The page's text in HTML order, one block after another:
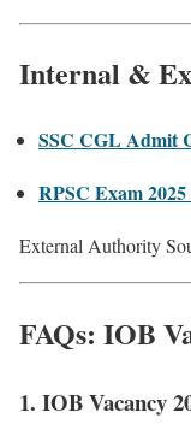
Internal &
SSC CGL Admit
RPSC Exam
External Authority
FAQs: IOB
1. IOB Vacancy